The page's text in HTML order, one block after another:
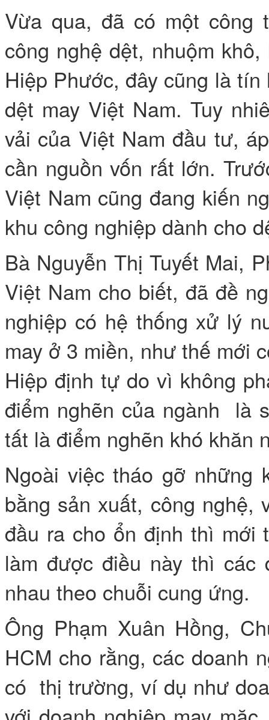
Vừa qua, đã có một công
công nghệ dệt, nhuộm
Hiệp Phước, đây cũng là
dệt may Việt Nam. Tuy
vải của Việt Nam đầu tư,
cần nguồn vốn rất lớn.
Việt Nam cũng đang kiến
khu công nghiệp dành cho
Bà Nguyễn Thị Tuyết Mai,
Việt Nam cho biết, đã đề
nghiệp có hệ thống xử lý
may ở 3 miền, như thế mới
Hiệp định tự do vì không
điểm nghẽn của ngành là
tất là điểm nghẽn khó khăn
Ngoài việc tháo gỡ những
bằng sản xuất, công
đầu ra cho ổn định thì mới
làm được điều này thì các
nhau theo chuỗi cung ứng.
Ông Phạm Xuân Hồng,
HCM cho rằng, các doanh
có thị trường, ví dụ như